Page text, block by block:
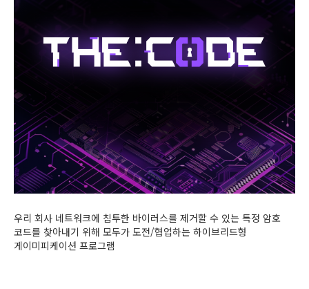
우리 회사 네트워크에 침투한 바이러스를 제거할 수 있는 특정 암호
코드를 찾아내기 위해 모두가 도전/협업하는 하이브리드형
게이미피케이션 프로그램